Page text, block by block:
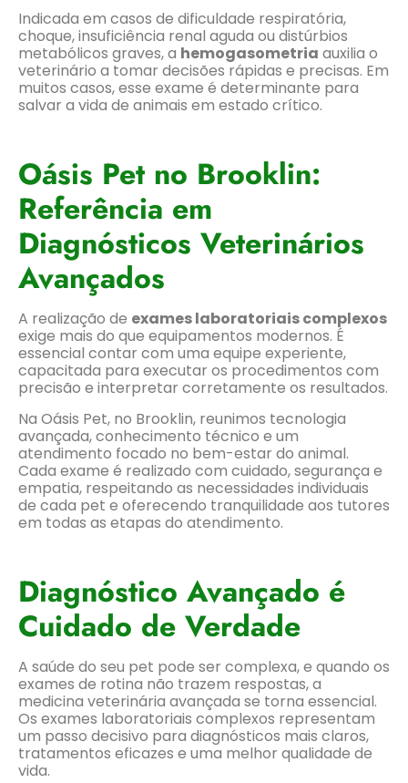
Indicada em casos de dificuldade respiratória,
choque, insuficiência renal aguda ou distúrbios
metabólicos graves, a hemogasometria auxilia o
veterinário a tomar decisões rápidas e precisas. Em
muitos casos, esse exame é determinante para
salvar a vida de animais em estado crítico.
Oásis Pet no Brooklin:
Referência em
Diagnósticos Veterinários
Avançados
A realização de exames laboratoriais complexos
exige mais do que equipamentos modernos. É
essencial contar com uma equipe experiente,
capacitada para executar os procedimentos com
precisão e interpretar corretamente os resultados.
Na Oásis Pet, no Brooklin, reunimos tecnologia
avançada, conhecimento técnico e um
atendimento focado no bem-estar do animal.
Cada exame é realizado com cuidado, segurança e
empatia, respeitando as necessidades individuais
de cada pet e oferecendo tranquilidade aos tutores
em todas as etapas do atendimento.
Diagnóstico Avançado é
Cuidado de Verdade
A saúde do seu pet pode ser complexa, e quando os
exames de rotina não trazem respostas, a
medicina veterinária avançada se torna essencial.
Os exames laboratoriais complexos representam
um passo decisivo para diagnósticos mais claros,
tratamentos eficazes e uma melhor qualidade de
vida.